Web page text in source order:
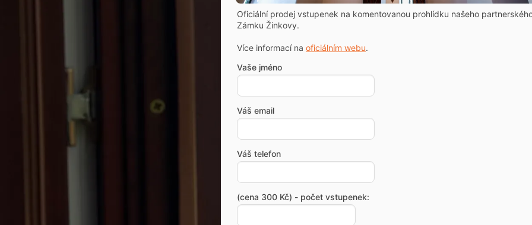
Oficiální prodej vstupenek na komentovanou prohlídku našeho
Zámku Žinkovy.
Více informací na oficiálním webu.
Vaše jméno
Váš email
Váš telefon
(cena 300 Kč) - počet vstupenek: